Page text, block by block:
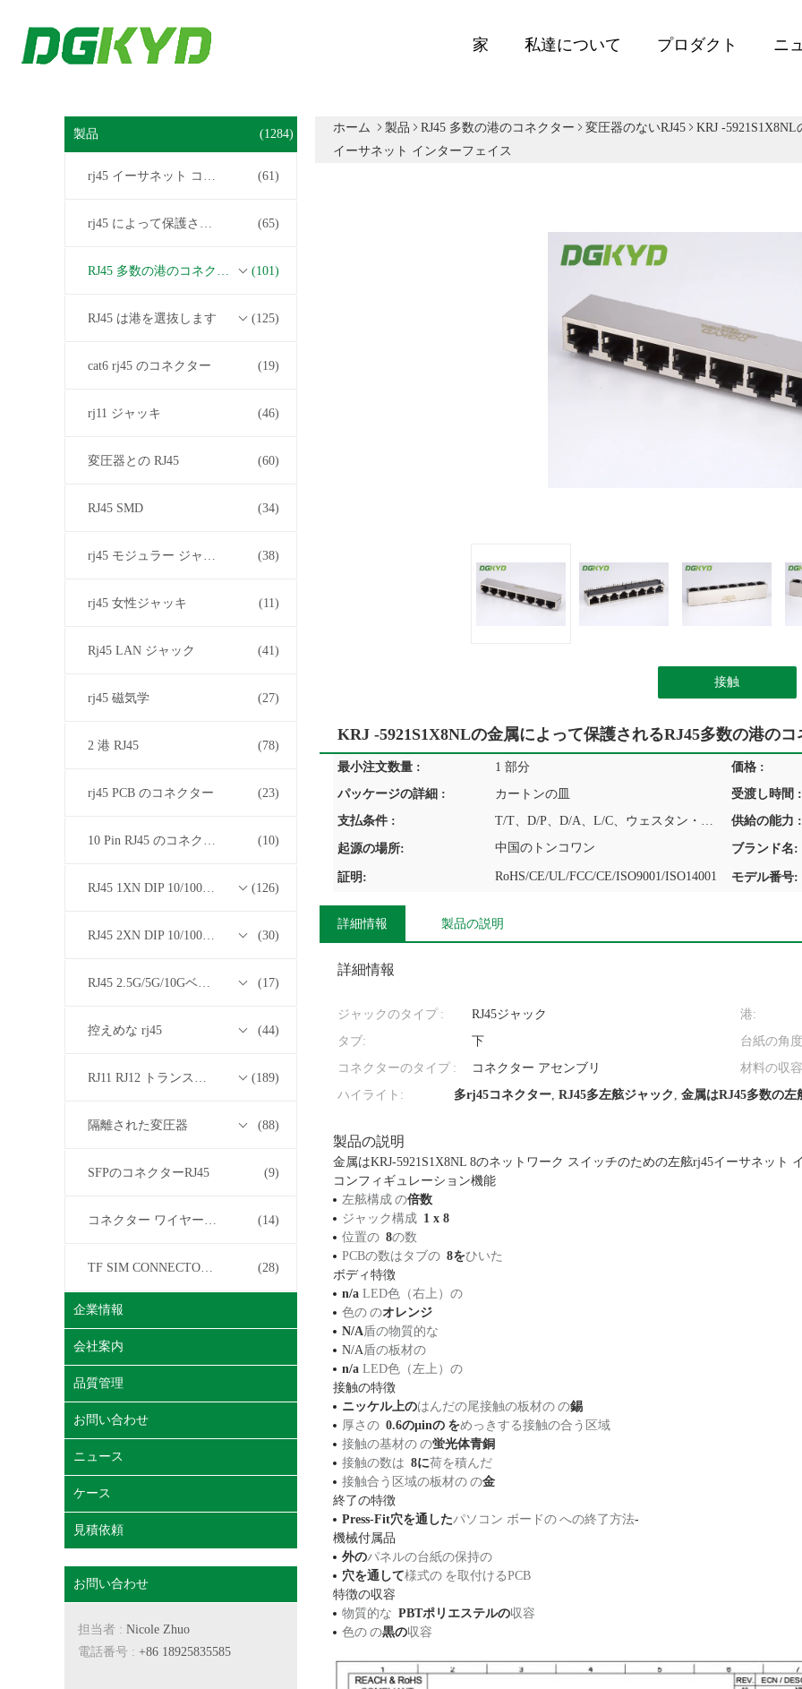
家 私達について プロダクト ニ
製品 (1284)
rj45 イーサネット コネクター (61)
rj45 によって保護されるコネクター (65)
RJ45 多数の港のコネクター (101)
RJ45 は港を選抜します (125)
cat6 rj45 のコネクター (19)
rj11 ジャッキ (46)
変圧器との RJ45 (60)
RJ45 SMD (34)
rj45 モジュラー ジャック (38)
rj45 女性ジャッキ (11)
Rj45 LAN ジャック (41)
rj45 磁気学 (27)
2 港 RJ45 (78)
rj45 PCB のコネクター (23)
10 Pin RJ45 のコネクター (10)
RJ45 1XN DIP 10/100/1000Mベース-T トランスフォーマーシリーズ (126)
RJ45 2XN DIP 10/100/1000Mベース-T トランスフォーマーシリーズ (30)
RJ45 2.5G/5G/10GベースTトランスフォーマーシリーズ (17)
控えめな rj45 (44)
RJ11 RJ12 トランスフォーマーシリーズなしの RJ45 (189)
隔離された変圧器 (88)
SFPのコネクターRJ45 (9)
コネクター ワイヤー馬具 (14)
TF SIM CONNECTOR について (28)
企業情報
会社案内
品質管理
お問い合わせ
ニュース
ケース
見積依頼
お問い合わせ
担当者 : Nicole Zhuo
電話番号 : +86 18925835585
ホーム 製品 RJ45 多数の港のコネクター 変圧器のないRJ45
KRJ -
イーサネット インターフェイス
接触
KRJ -5921S1X8NLの金属によって保護されるRJ45多数の港の
最小注文数量 : 1 部分
価格 :
パッケージの詳細 :
カートンの皿
受渡し時間 :
支払条件 :
T/T、D/P、D/A、L/C、ウェスタン・ユニオン、MoneyGram 供給の能力 :
起源の場所: 中国のトンコワン ブランド名:
証明: RoHS/CE/UL/FCC/CE/ISO9001/ISO14001 モデル番号:
詳細情報 製品の説明
詳細情報
ジャックのタイプ : RJ45ジャック
港:
タブ:
下
台紙の角
コネクターのタイプ :
コネクター アセンブリ
材料の収
ハイライト:
多rj45コネクター, RJ45多左舷ジャック , 金属はRJ45多数の左
製品の説明
金属はKRJ-5921S1X8NL 8のネットワーク スイッチのための左舷rj45イーサネット
コンフィギュレーション機能
左舷構成 の倍数
ジャック構成 1 x 8
位置の 8の数
PCBの数はタブの 8をひいた
ボディ特徴
n/a LED色（右上）の
色の のオレンジ
N/A盾の物質的な
N/A盾の板材の
n/a LED色（左上）の
接触の特徴
ニッケル上のはんだの尾接触の板材の の錫
厚さの 0.6のµinの をめっきする接触の合う区域
接触の基材の の蛍光体青銅
接触の数は 8に荷を積んだ
接触合う区域の板材の の金
終了の特徴
Press-Fit穴を通したパソコン ボードの への終了方法-
機械付属品
外のパネルの台紙の保持の
穴を通して様式の を取付けるPCB
特徴の収容
物質的な PBTポリエステルの収容
色の の黒の収容